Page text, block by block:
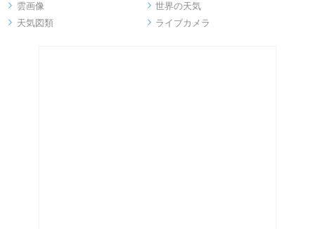
 雲画像  世界の天気
 天気図類  ライブカメラ